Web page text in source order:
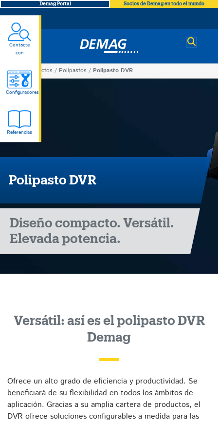
Demag Portal Socios de Demag en todo el mundo
Demag
You
are
Productos Polipastos Polipasto DVR
Contacte
con
Configuradores
Referencias
Polipasto
DVR
Polipasto DVR
Diseño compacto. Versátil.
Elevada potencia.
Versátil: así es el polipasto DVR
Demag
Ofrece un alto grado de eficiencia y productividad. Se
beneficiará de su flexibilidad en todos los ámbitos de
aplicación. Gracias a su amplia cartera de productos, el
DVR ofrece soluciones configurables a medida para las